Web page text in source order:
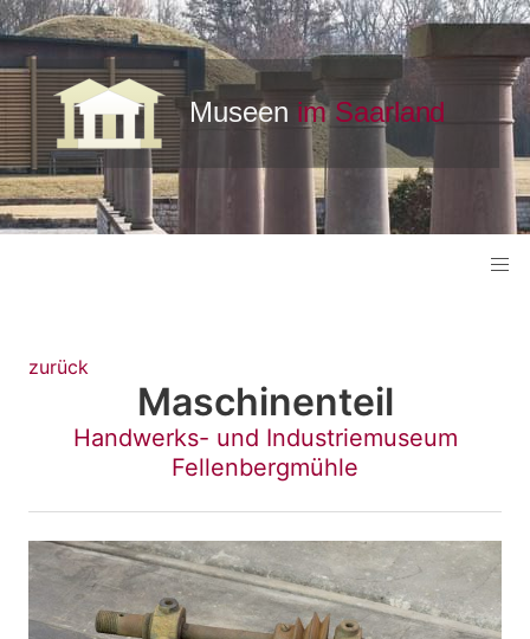
zurück
Maschinenteil
Handwerks- und Industriemuseum
Fellenbergmühle